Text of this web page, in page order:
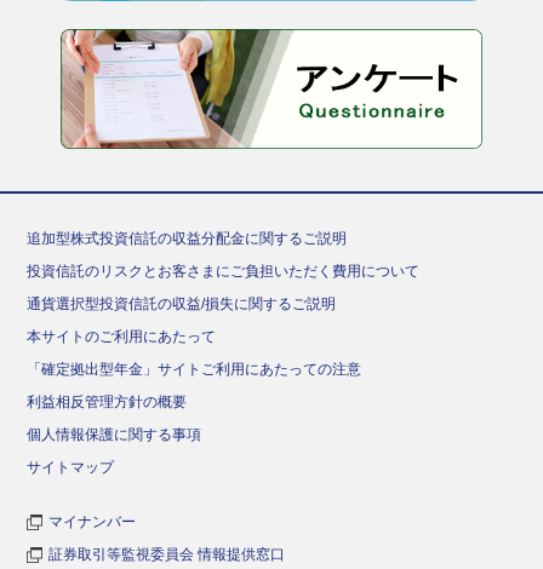
追加型株式投資信託の収益分配金に関するご説明
投資信託のリスクとお客さまにご負担いただく費用について
通貨選択型投資信託の収益/損失に関するご説明
本サイトのご利用にあたって
「確定拠出型年金」サイトご利用にあたっての注意
利益相反管理方針の概要
個人情報保護に関する事項
サイトマップ
マイナンバー
証券取引等監視委員会 情報提供窓口